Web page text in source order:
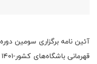
آئین نامه برگزاری سومین
قهرمانی باشگاه‌های کشور-1401